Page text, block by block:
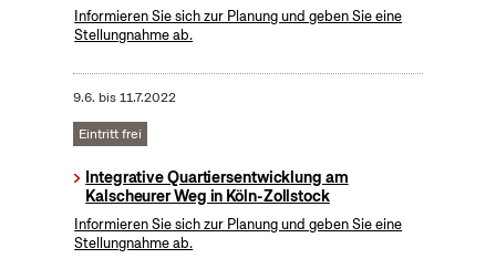
Informieren Sie sich zur Planung und geben Sie eine
Stellungnahme ab.
9.6. bis11.7.2022
Eintritt frei
Integrative Quartiersentwicklung am
Kalscheurer Weg in Köln-Zollstock
Informieren Sie sich zur Planung und geben Sie eine
Stellungnahme ab.